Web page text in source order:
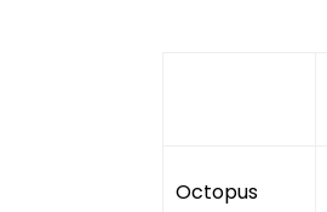
Octopus